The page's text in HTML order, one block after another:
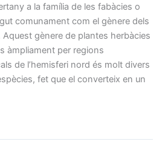
a la família de les fabàcies o
comunament com el gènere dels
gènere de plantes herbàcies
àmpliament per regions
de l’hemisferi nord és molt divers
fet que el converteix en un